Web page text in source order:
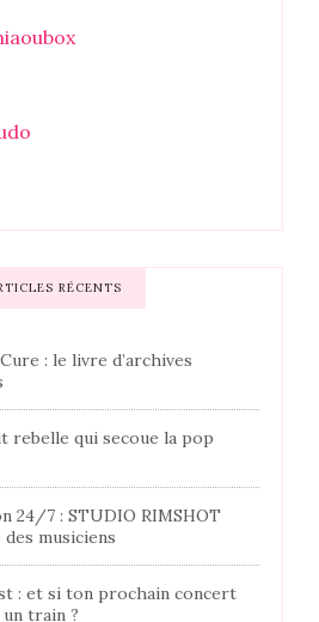
RÉCENTS
: le livre d’archives
rebelle qui secoue la pop
24/7 : STUDIO RIMSHOT
des musiciens
: et si ton prochain concert
train ?